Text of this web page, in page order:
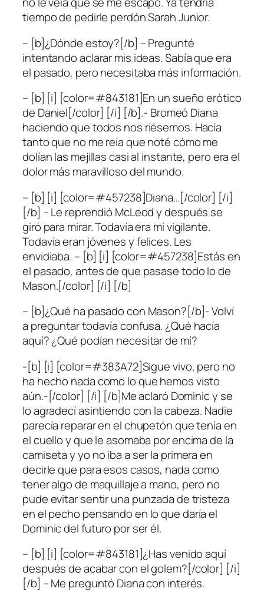
tiempo de pedirle perdón Sarah Junior.
– [b]¿Dónde estoy?[/b] – Pregunté
intentando aclarar mis ideas. Sabía que era
el pasado, pero necesitaba más información.
– [b] [i] [color=#843181]En un sueño erótico
de Daniel[/color] [/i] [/b].- Bromeó Diana
haciendo que todos nos riésemos. Hacía
tanto que no me reía que noté cómo me
dolían las mejillas casi al instante, pero era el
dolor más maravilloso del mundo.
– [b] [i] [color=#457238]Diana…[/color] [/i]
[/b] – Le reprendió McLeod y después se
giró para mirar. Todavía era mi vigilante.
Todavía eran jóvenes y felices. Les
envidiaba. – [b] [i] [color=#457238]Estás en
el pasado, antes de que pasase todo lo de
Mason.[/color] [/i] [/b]
– [b]¿Qué ha pasado con Mason?[/b]- Volví
a preguntar todavía confusa. ¿Qué hacía
aquí? ¿Qué podían necesitar de mí?
-[b] [i] [color=#383A72]Sigue vivo, pero no
ha hecho nada como lo que hemos visto
aún.-[/color] [/i] [/b]Me aclaró Dominic y se
lo agradecí asintiendo con la cabeza. Nadie
parecía reparar en el chupetón que tenía en
el cuello y que le asomaba por encima de la
camiseta y yo no iba a ser la primera en
decirle que para esos casos, nada como
tener algo de maquillaje a mano, pero no
pude evitar sentir una punzada de tristeza
en el pecho pensando en lo que daría el
Dominic del futuro por ser él.
– [b] [i] [color=#843181]¿Has venido aquí
después de acabar con el golem?[/color] [/i]
[/b] – Me preguntó Diana con interés.